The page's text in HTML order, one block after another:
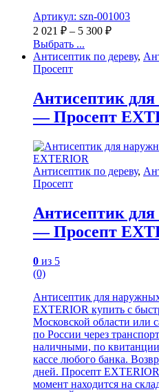
Артикул: szn-001003
2 021 ₽ – 5 300 ₽
Выбрать ...
Антисептик по дереву,
Просепт
Антисептик
— Просепт
Антисептик по дереву,
Просепт
Антисептик
— Просепт
0 из 5
(0)
Антисептик для
EXTERIOR купить с
Московской области или
по России через
наличными, по
кассе любого банка.
дней. Просепт
момент находится на